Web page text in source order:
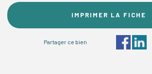
IMPRIMER LA FICHE
Partager ce bien